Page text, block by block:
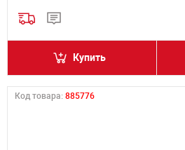
Купить
Код товара: 885776